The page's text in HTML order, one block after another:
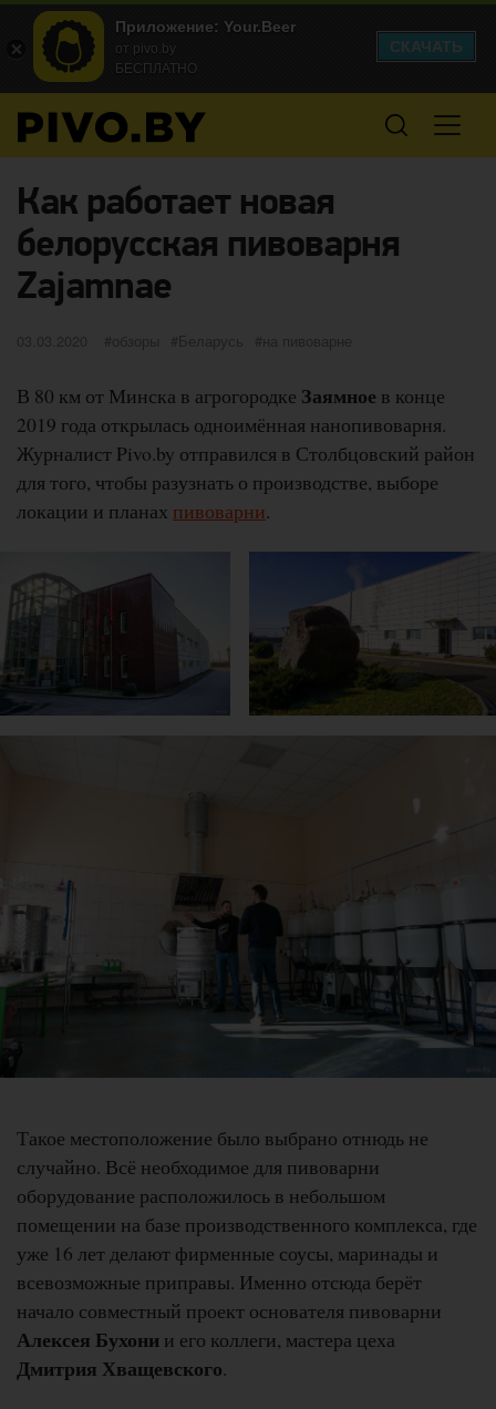
Как работает новая
белорусская пивоварня
Zajamnae
Опубликовано
03.03.2020 категории
обзоры Метки
Беларусь на пивоварне
В 80 км от Минска в агрогородке Заямное в конце
2019 года открылась одноимённая нанопивоварня.
Журналист Pivo.by отправился в Столбцовский район
для того, чтобы разузнать о производстве, выборе
локации и планах пивоварни.
Такое местоположение было выбрано отнюдь не
случайно. Всё необходимое для пивоварни
оборудование расположилось в небольшом
помещении на базе производственного комплекса, где
уже 16 лет делают фирменные соусы, маринады и
всевозможные приправы. Именно отсюда берёт
начало совместный проект основателя пивоварни
Алексея Бухони и его коллеги, мастера цеха
Дмитрия Хващевского.
Приложение: Your.Beer
от pivo.by
БЕСПЛАТНО
СКАЧАТЬ